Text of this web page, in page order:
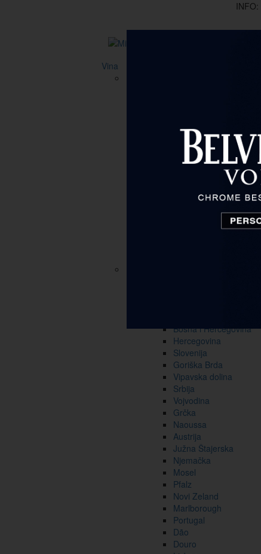
INFO:
Vina
Bijelo vino
Desertno vino
Fortificirano vino
Bosna i Hercegovina
Hercegovina
Slovenija
Goriška Brda
Vipavska dolina
Srbija
Vojvodina
Grčka
Naoussa
Austrija
Južna Štajerska
Njemačka
Mosel
Pfalz
Novi Zeland
Marlborough
Portugal
Dão
Douro